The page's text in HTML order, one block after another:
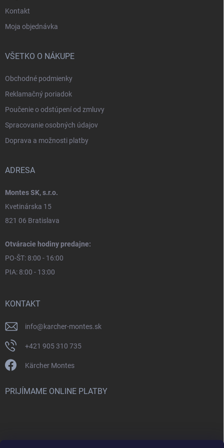
Kontakt
Moja objednávka
VŠETKO O NÁKUPE
Obchodné podmienky
Reklamačný poriadok
Poučenie o odstúpení od zmluvy
Spracovanie osobných údajov
Doprava a možnosti platby
ADRESA
Montes SK, s.r.o.
Kvetinárska 15
821 06 Bratislava
Otváracie hodiny predajne:
PO-ŠT: 8:00 - 16:00
PIA: 8:00 - 13:00
KONTAKT
info@karcher-montes.sk
+421 905 310 735
Kärcher Montes
PRIJÍMAME ONLINE PLATBY